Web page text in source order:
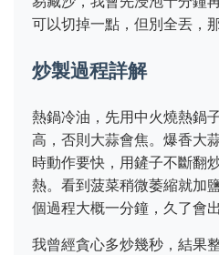
可以切掉一點，但別全丟，
炒製過程詳解
熱鍋冷油，先用中火燒熱鍋
高，否則大蒜會焦。爆香大
時動作要快，用鏟子不斷翻
熱。看到菠菜稍微萎縮就加
個過程大概一分鐘，久了會出
我曾經貪心多炒幾秒，結果